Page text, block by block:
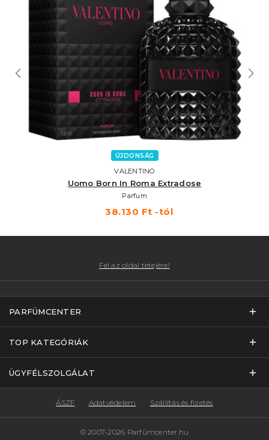
ÚJDONSÁG
VALENTINO
Uomo Born In Roma Extradose
Parfum
38.130 Ft -tól
Fel az oldal tetejére!
PARFÜMCENTER
TOP KATEGÓRIÁK
ÜGYFÉLSZOLGÁLAT
© 2007-2026 Parfümcenter.hu
ÁSZF Adatvédelem Szállítás és fizetés